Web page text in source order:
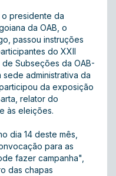
o presidente da
da OAB, o
passou instruções
do XXII
Subseções da OAB-
administrativa da
da exposição
relator do
às eleições.
dia 14 deste mês,
para as
fazer campanha",
das chapas